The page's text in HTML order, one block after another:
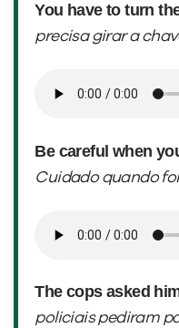
You have to turn
precisa girar a
Be careful when
Cuidado quando
The cops asked
policiais pediram